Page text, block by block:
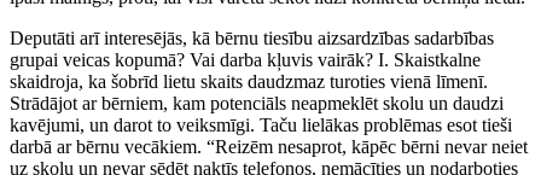
Deputāti arī interesējās, kā bērnu tiesību aizsardzības sadarbības
grupai veicas kopumā? Vai darba kļuvis vairāk? I. Skaistkalne
skaidroja, ka šobrīd lietu skaits daudzmaz turoties vienā līmenī.
Strādājot ar bērniem, kam potenciāls neapmeklēt skolu un daudzi
kavējumi, un darot to veiksmīgi. Taču lielākas problēmas esot tieši
darbā ar bērnu vecākiem. “Reizēm nesaprot, kāpēc bērni nevar neiet
uz skolu un nevar sēdēt naktīs telefonos, nemācīties un nodarboties